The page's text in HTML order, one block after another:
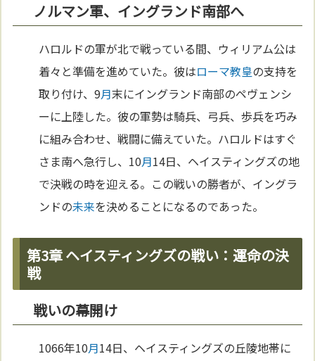
ノルマン軍、イングランド南部へ
ハロルドの軍が北で戦っている間、ウィリアム公は
着々と準備を進めていた。彼はローマ教皇の支持を
取り付け、9月末にイングランド南部のペヴェンシ
ーに上陸した。彼の軍勢は騎兵、弓兵、歩兵を巧み
に組み合わせ、戦闘に備えていた。ハロルドはすぐ
さま南へ急行し、10月14日、ヘイスティングズの地
で決戦の時を迎える。この戦いの勝者が、イングラ
ンドの未来を決めることになるのであった。
第3章 ヘイスティングズの戦い：運命の決
戦
戦いの幕開け
1066年10月14日、ヘイスティングズの丘陵地帯に